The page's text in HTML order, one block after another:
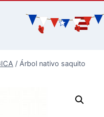
/ Árbol nativo saquito